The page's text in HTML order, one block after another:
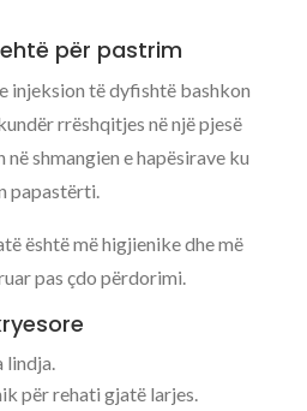
për pastrim
injeksion të dyfishtë bashkon
rrëshqitjes në një pjesë
shmangien e hapësirave ku
papastërti.
është më higjienike dhe më
pas çdo përdorimi.
lindja.
për rehati gjatë larjes.